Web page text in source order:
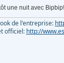
une nuit avec
de l'entreprise:
officiel: http://